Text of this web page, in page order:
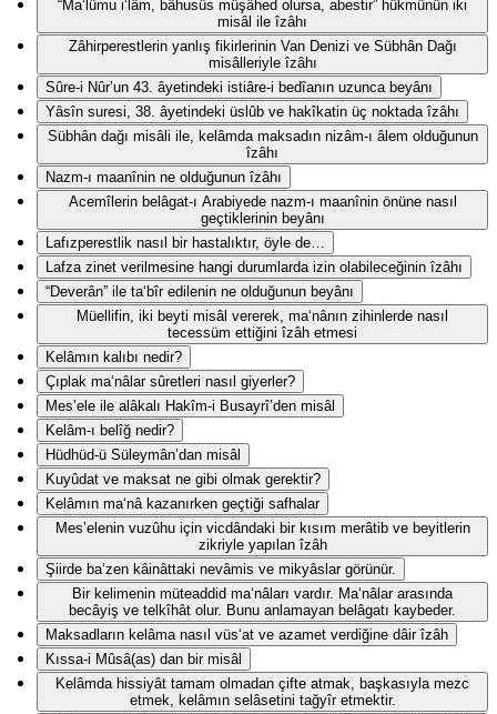
“Ma‘lûmu i‘lâm, bâhusûs müşâhed olursa, abestir” hükmünün iki
misâl ile îzâhı
Zâhirperestlerin yanlış fikirlerinin Van Denizi ve Sübhân Dağı
misâlleriyle îzâhı
Sûre-i Nûr’un 43. âyetindeki istiâre-i bedîanın uzunca beyânı
Yâsîn suresi, 38. âyetindeki üslûb ve hakîkatin üç noktada îzâhı
Sübhân dağı misâli ile, kelâmda maksadın nizâm-ı âlem olduğunun
îzâhı
Nazm-ı maanînin ne olduğunun îzâhı
Acemîlerin belâgat-ı Arabiyede nazm-ı maanînin önüne nasıl
geçtiklerinin beyânı
Lafızperestlik nasıl bir hastalıktır, öyle de…
Lafza zinet verilmesine hangi durumlarda izin olabileceğinin îzâhı
“Deverân” ile ta‘bîr edilenin ne olduğunun beyânı
Müellifin, iki beyti misâl vererek, ma‘nânın zihinlerde nasıl
tecessüm ettiğini îzâh etmesi
Kelâmın kalıbı nedir?
Çıplak ma‘nâlar sûretleri nasıl giyerler?
Mes’ele ile alâkalı Hakîm-i Busayrî’den misâl
Kelâm-ı belîğ nedir?
Hüdhüd-ü Süleymân’dan misâl
Kuyûdat ve maksat ne gibi olmak gerektir?
Kelâmın ma‘nâ kazanırken geçtiği safhalar
Mes’elenin vuzûhu için vicdândaki bir kısım merâtib ve beyitlerin
zikriyle yapılan îzâh
Şiirde ba‘zen kâinâttaki nevâmis ve mikyâslar görünür.
Bir kelimenin müteaddid ma‘nâları vardır. Ma‘nâlar arasında
becâyiş ve telkîhât olur. Bunu anlamayan belâgatı kaybeder.
Maksadların kelâma nasıl vüs‘at ve azamet verdiğine dâir îzâh
Kıssa-i Mûsâ(as) dan bir misâl
Kelâmda hissiyât tamam olmadan çifte atmak, başkasıyla mezc
etmek, kelâmın selâsetini tağyîr etmektir.